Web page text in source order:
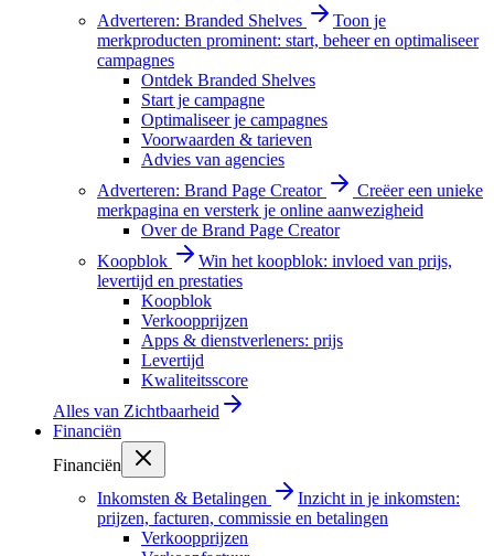
Adverteren: Branded Shelves
Toon je
merkproducten prominent: start, beheer en optimaliseer
campagnes
Ontdek Branded Shelves
Start je campagne
Optimaliseer je campagnes
Voorwaarden & tarieven
Advies van agencies
Adverteren: Brand Page Creator
Creëer een unieke
merkpagina en versterk je online aanwezigheid
Over de Brand Page Creator
Koopblok
Win het koopblok: invloed van prijs,
levertijd en prestaties
Koopblok
Verkoopprijzen
Apps & dienstverleners: prijs
Levertijd
Kwaliteitsscore
Alles van Zichtbaarheid
Financiën
Financiën
Inkomsten & Betalingen
Inzicht in je inkomsten:
prijzen, facturen, commissie en betalingen
Verkoopprijzen